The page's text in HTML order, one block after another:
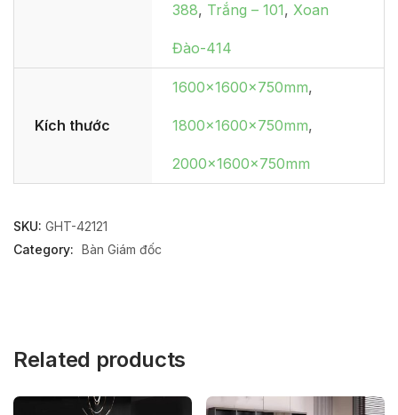
388, Trắng – 101, Xoan
Đào-414
Kích thước
1600x1600x750mm,
1800x1600x750mm,
2000x1600x750mm
SKU: GHT-42121
Category: Bàn Giám đốc
Related products